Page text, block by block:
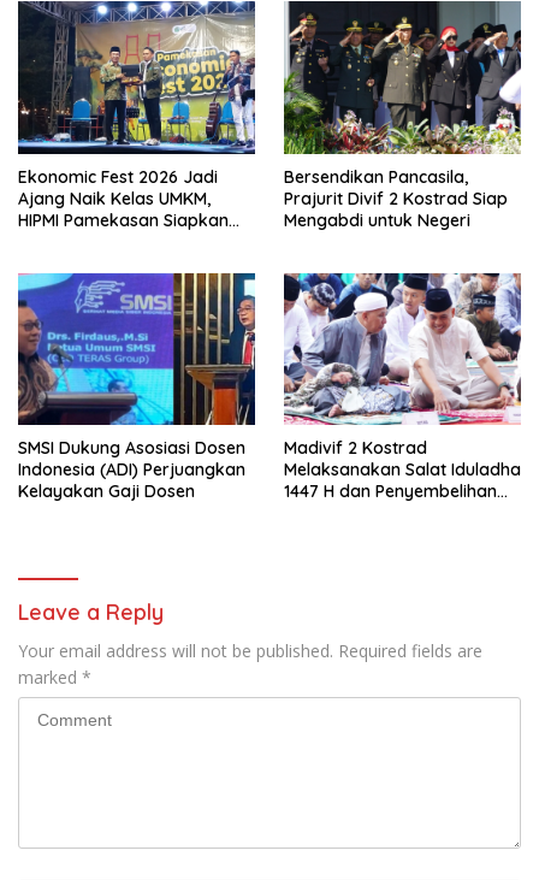
Ekonomic Fest 2026 Jadi
Ajang Naik Kelas UMKM,
HIPMI Pamekasan Siapkan
Bersendikan Pancasila,
Prajurit Divif 2 Kostrad Siap
Mengabdi untuk Negeri
SMSI Dukung Asosiasi Dosen
Indonesia (ADI) Perjuangkan
Kelayakan Gaji Dosen
Madivif 2 Kostrad
Melaksanakan Salat Iduladha
1447 H dan Penyembelihan
Leave a Reply
Your email address will not be published. Required fields are
marked *